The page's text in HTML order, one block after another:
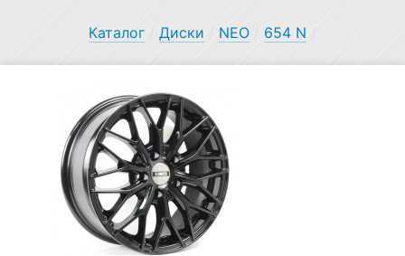
Каталог Диски NEO 654 N